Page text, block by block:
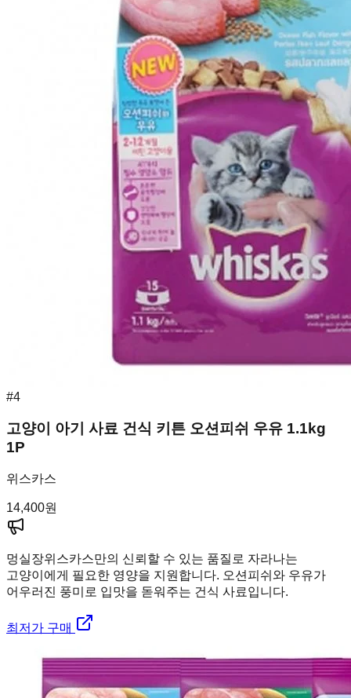
#4
고양이 아기 사료 건식 키튼 오션피쉬 우유 1.1kg
1P
위스카스
14,400원
멍실장위스카스만의 신뢰할 수 있는 품질로 자라나는
고양이에게 필요한 영양을 지원합니다. 오션피쉬와 우유가
어우러진 풍미로 입맛을 돋워주는 건식 사료입니다.
최저가 구매